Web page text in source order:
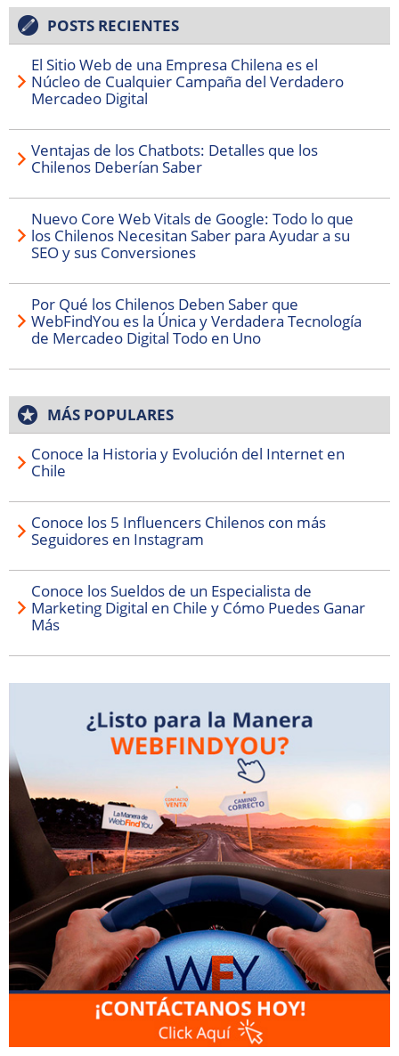
POSTS RECIENTES
El Sitio Web de una Empresa Chilena es el
Núcleo de Cualquier Campaña del Verdadero
Mercadeo Digital
Ventajas de los Chatbots: Detalles que los
Chilenos Deberían Saber
Nuevo Core Web Vitals de Google: Todo lo que
los Chilenos Necesitan Saber para Ayudar a su
SEO y sus Conversiones
Por Qué los Chilenos Deben Saber que
WebFindYou es la Única y Verdadera Tecnología
de Mercadeo Digital Todo en Uno
MÁS POPULARES
Conoce la Historia y Evolución del Internet en
Chile
Conoce los 5 Influencers Chilenos con más
Seguidores en Instagram
Conoce los Sueldos de un Especialista de
Marketing Digital en Chile y Cómo Puedes Ganar
Más